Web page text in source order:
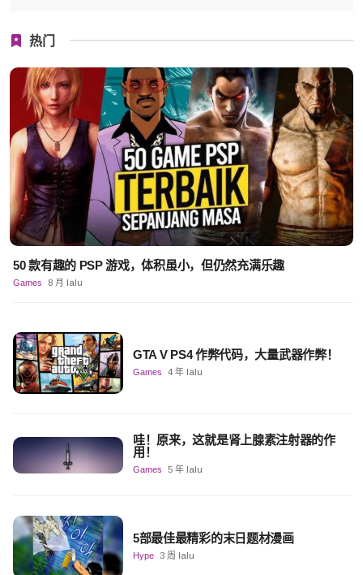
热门
50 款有趣的 PSP 游戏，体积虽小，但仍然充满乐趣
Games 8 月 lalu
GTA V PS4 作弊代码，大量武器作弊！
Games 4 年 lalu
哇！原来，这就是肾上腺素注射器的作
用！
Games 5 年 lalu
5部最佳最精彩的末日题材漫画
Hype 3 周 lalu